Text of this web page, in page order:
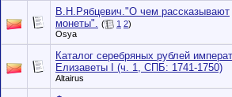
В.Н.Рябцевич."О чем рассказывают
монеты". ( 1 2)
Osya
Каталог серебряных рублей
Елизаветы I (ч. 1, СПБ: 1741-1750)
Altairus